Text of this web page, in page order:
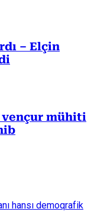
– Elçin
vençur mühiti
hansı demoqrafik